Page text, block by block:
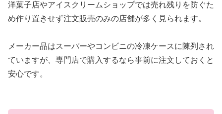
洋菓子店やアイスクリームショップでは売れ残りを防ぐた
め作り置きせず注文販売のみの店舗が多く見られます。
メーカー品はスーパーやコンビニの冷凍ケースに陳列され
ていますが、専門店で購入するなら事前に注文しておくと
安心です。